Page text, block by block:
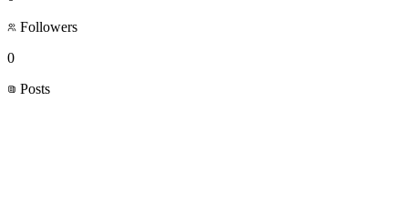
Followers
0
Posts